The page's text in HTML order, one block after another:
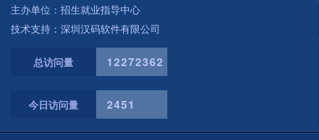
主办单位：招生就业指导中心
技术支持：深圳汉码软件有限公司
总访问量 12272362
今日访问量 2451